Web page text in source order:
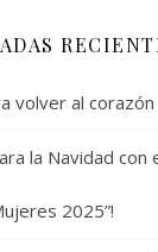
volver al corazón
la Navidad con
2025”!